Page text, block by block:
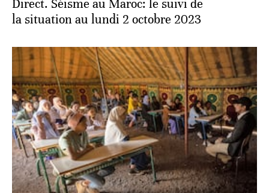
Direct. Séisme au Maroc: le suivi de
la situation au lundi 2 octobre 2023